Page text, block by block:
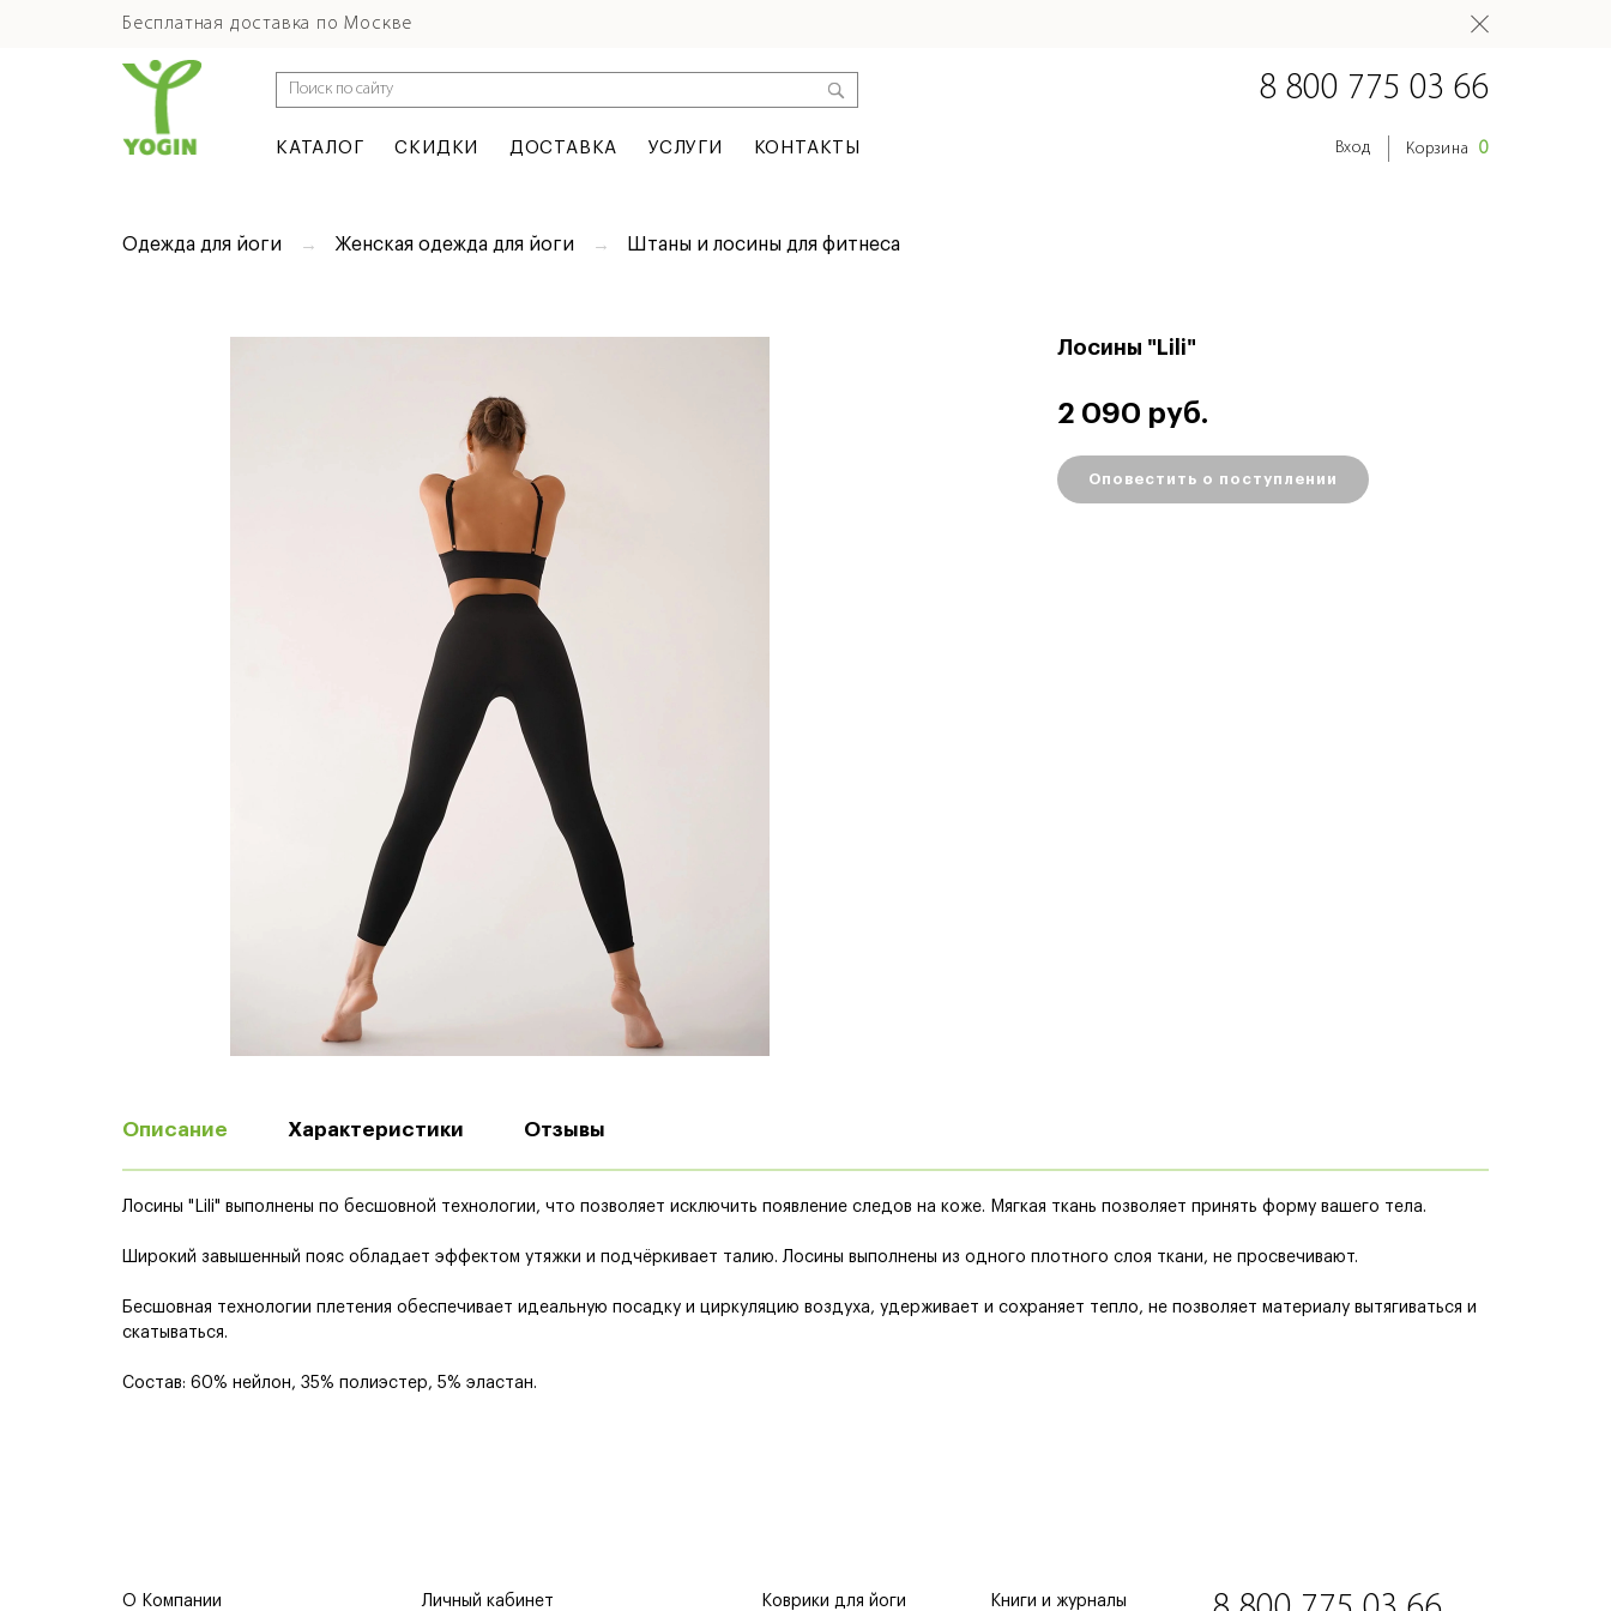
Бесплатная доставка по Москве
КАТАЛОГ СКИДКИ ДОСТАВКА УСЛУГИ КОНТАКТЫ
8 800 775 03 66
Вход Корзина 0
Одежда для йоги Женская одежда для йоги Штаны и лосины для фитнеса
Лосины "Lili"
2 090 руб.
Оповестить о поступлении
Описание Характеристики Отзывы
Лосины "Lili" выполнены по бесшовной технологии, что позволяет исключить появление следов на коже. Мягкая ткань позволяет принять форму вашего тела.
Широкий завышенный пояс обладает эффектом утяжки и подчёркивает талию. Лосины выполнены из одного плотного слоя ткани, не просвечивают.
Бесшовная технологии плетения обеспечивает идеальную посадку и циркуляцию воздуха, удерживает и сохраняет тепло, не позволяет материалу вытягиваться и
скатываться.
Состав: 60% нейлон, 35% полиэстер, 5% эластан.
О Компании Личный кабинет Коврики для йоги Книги и журналы